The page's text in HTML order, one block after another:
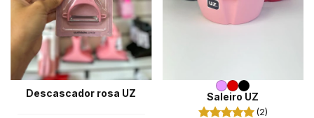
Descascador rosa UZ Saleiro UZ
(2)